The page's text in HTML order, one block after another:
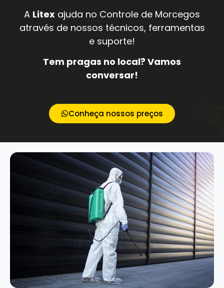
A Litex ajuda no Controle de Morcegos
através de nossos técnicos, ferramentas
e suporte!
Tem pragas no local? Vamos
conversar!
Conheça nossos preços